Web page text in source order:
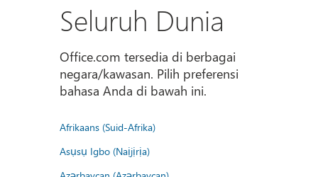
Seluruh Dunia
Office.com tersedia di berbagai
negara/kawasan. Pilih preferensi
bahasa Anda di bawah ini.
Afrikaans (Suid-Afrika)
Asụsụ Igbo (Naịjịrịa)